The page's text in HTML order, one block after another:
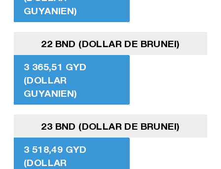
GUYANIEN)
22 BND (DOLLAR DE BRUNEI)
3 365,51 GYD
(DOLLAR
GUYANIEN)
23 BND (DOLLAR DE BRUNEI)
3 518,49 GYD
(DOLLAR